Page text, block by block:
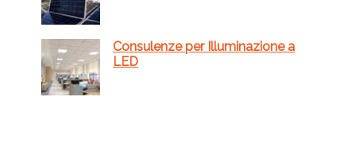
Consulenze per Illuminazione a
LED